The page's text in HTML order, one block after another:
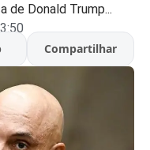
de Donald Trump...
Compartilhar